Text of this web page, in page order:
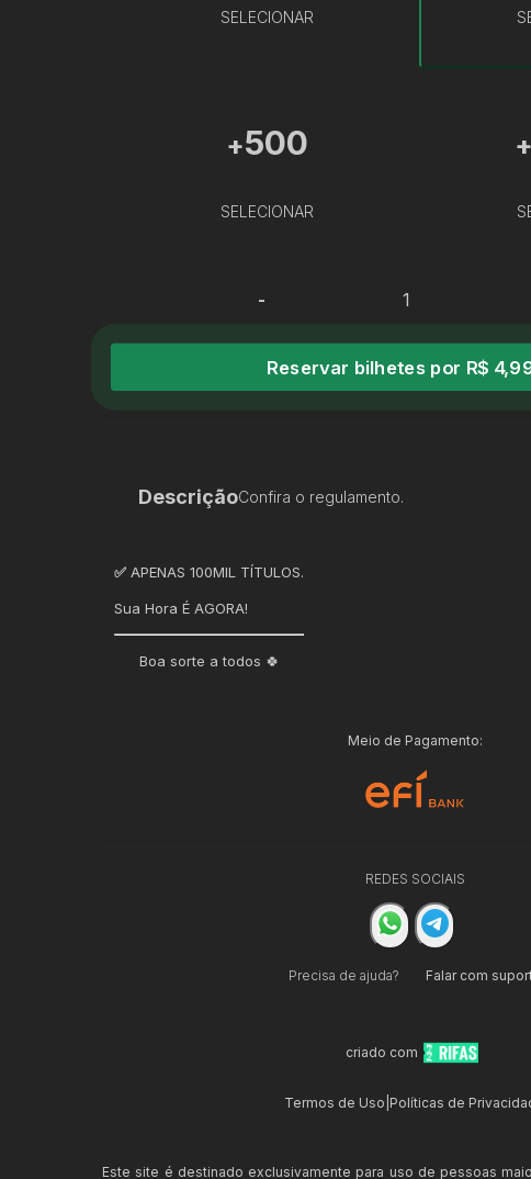
SELECIONAR
+500
SELECIONAR
+
-
Reservar bilhetes por R$
DescriçãoConfira o regulamento.
✅ APENAS 100MIL TÍTULOS.
Sua Hora É AGORA!
Boa sorte a todos 🍀
Meio de Pagamento:
REDES SOCIAIS
Precisa de ajuda? Falar com
criado com
Termos de Uso Políticas de
Este site é destinado exclusivamente para uso de pessoas